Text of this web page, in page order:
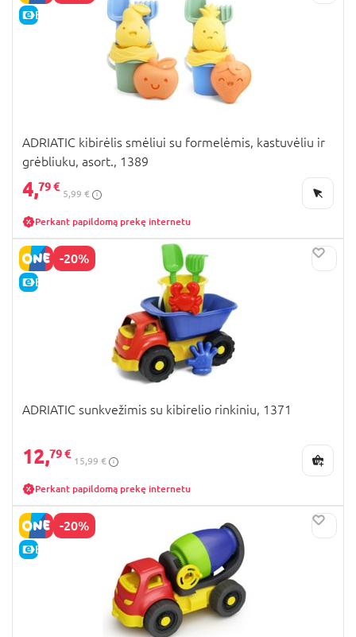
E-KAINA
ADRIATIC kibirėlis smėliui su formelėmis, kastuvėliu ir
grėbliuku, asort., 1389
4,79 €
5,99 €
Perkant papildomą prekę internetu
-20%
E-KAINA
ADRIATIC sunkvežimis su kibirelio rinkiniu, 1371
12,79 €
15,99 €
Perkant papildomą prekę internetu
-20%
E-KAINA